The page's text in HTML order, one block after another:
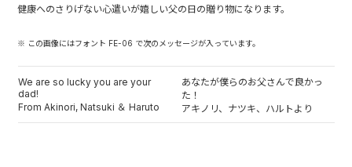
健康へのさりげない心遣いが嬉しい父の日の贈り物になります。
※ この画像にはフォント FE-06 で次のメッセージが入っています。
We are so lucky you are your
dad!
From Akinori, Natsuki ＆ Haruto
あなたが僕らのお父さんで良かっ
た！
アキノリ、ナツキ、ハルトより